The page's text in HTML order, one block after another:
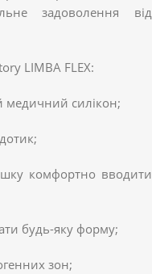
задоволення від
LIMBA FLEX:
медичний силікон;
комфортно вводити
будь-яку форму;
зон;